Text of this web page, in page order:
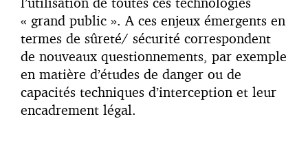
« grand public ». A ces enjeux émergents en
termes de sûreté/ sécurité correspondent
de nouveaux questionnements, par exemple
en matière d’études de danger ou de
capacités techniques d’interception et leur
encadrement légal.